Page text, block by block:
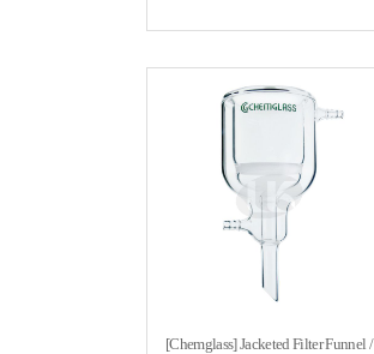
[Chemglass] Jacketed Filter Funnel /